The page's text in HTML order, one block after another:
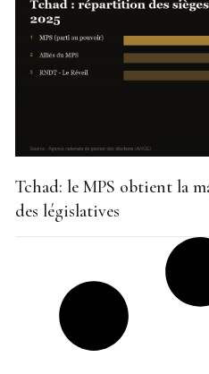
Tchad: le MPS obtient la
des législatives